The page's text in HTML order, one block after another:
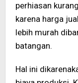
perhiasan
karena harga
lebih murah
batangan.
Hal ini